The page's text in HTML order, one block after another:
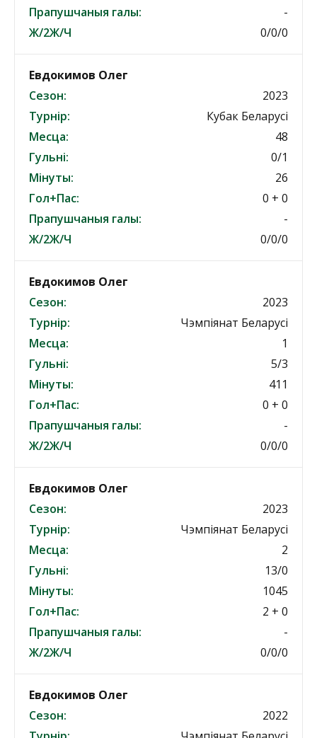
Прапушчаныя галы:
-
Ж/2Ж/Ч
0/0/0
Евдокимов Олег
Сезон:
2023
Турнір:
Кубак Беларусі
Месца:
48
Гульні:
0/1
Мінуты:
26
Гол+Пас:
0 + 0
Прапушчаныя галы:
-
Ж/2Ж/Ч
0/0/0
Евдокимов Олег
Сезон:
2023
Турнір:
Чэмпіянат Беларусі
Месца:
1
Гульні:
5/3
Мінуты:
411
Гол+Пас:
0 + 0
Прапушчаныя галы:
-
Ж/2Ж/Ч
0/0/0
Евдокимов Олег
Сезон:
2023
Турнір:
Чэмпіянат Беларусі
Месца:
2
Гульні:
13/0
Мінуты:
1045
Гол+Пас:
2 + 0
Прапушчаныя галы:
-
Ж/2Ж/Ч
0/0/0
Евдокимов Олег
Сезон:
2022